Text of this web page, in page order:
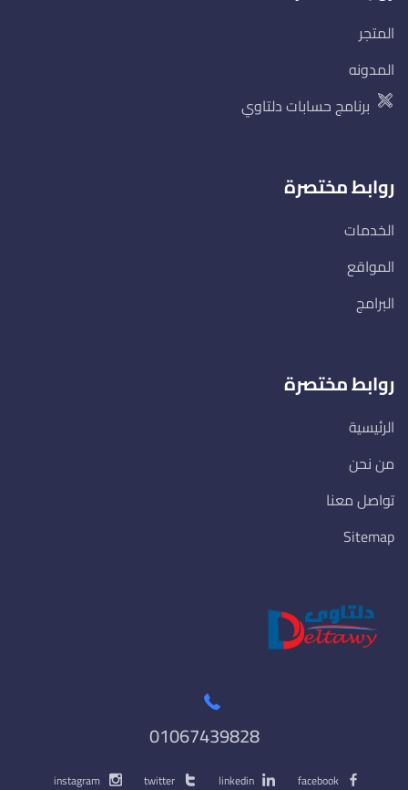
المتجر
المدونه
برنامج حسابات دلتاوي
روابط مختصرة
الخدمات
المواقع
البرامج
روابط مختصرة
الرئيسية
من نحن
تواصل معنا
Sitemap
01067439828
facebook
linkedin
twitter
instagram